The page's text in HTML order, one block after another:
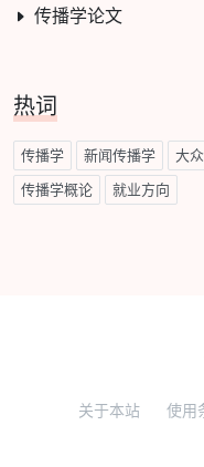
传播学论文
热词
传播学 新闻传播学 大
传播学概论 就业方向
关于本站 使用